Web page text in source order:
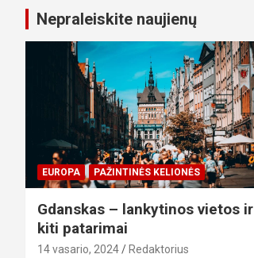
Nepraleiskite naujienų
EUROPA PAŽINTINĖS KELIONĖS
Gdanskas – lankytinos vietos ir
kiti patarimai
14 vasario, 2024 Redaktorius